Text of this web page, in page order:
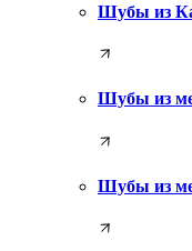
Шубы из
Шубы из
Шубы из